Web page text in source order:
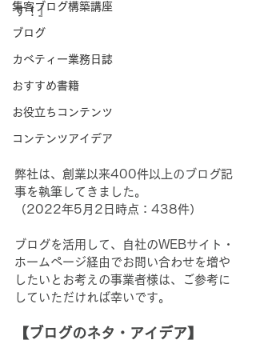
集客ブログ構築講座
ブログ
カベティー業務日誌
おすすめ書籍
お役立ちコンテンツ
コンテンツアイデア
す！』
弊社は、創業以来400件以上のブログ記
事を執筆してきました。
（2022年5月2日時点：438件）
ブログを活用して、自社のWEBサイト・
ホームページ経由でお問い合わせを増や
したいとお考えの事業者様は、ご参考に
していただければ幸いです。
【ブログのネタ・アイデア】